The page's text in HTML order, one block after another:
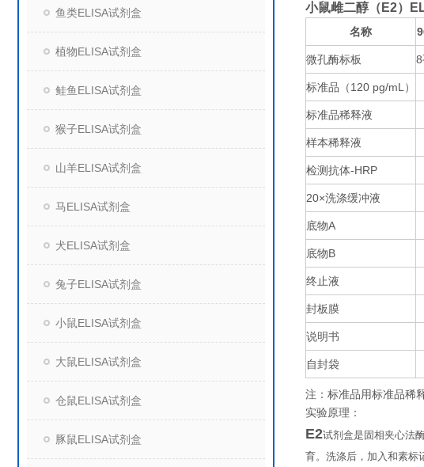
鱼类ELISA试剂盒
植物ELISA试剂盒
鲑鱼ELISA试剂盒
猴子ELISA试剂盒
山羊ELISA试剂盒
马ELISA试剂盒
犬ELISA试剂盒
兔子ELISA试剂盒
小鼠ELISA试剂盒
大鼠ELISA试剂盒
仓鼠ELISA试剂盒
豚鼠ELISA试剂盒
小鼠雌二醇（E2）
名称
微孔酶标板 8
标准品（120 pg/mL ）
标准品稀释液
样本稀释液
检测抗体-HRP
20×洗涤缓冲液
底物A
底物B
终止液
封板膜
说明书
自封袋
注：标准品用标准品稀
实验原理：
E2试剂盒是固相夹心法
育。洗涤后，加入和素标